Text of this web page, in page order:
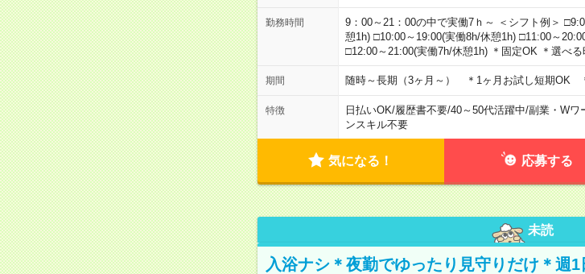
勤務時間
9：00～21：00の中で実働7ｈ～ ＜シフト例＞
憩1h) □10:00～19:00(実働8h/休憩1h) □11:00～
□12:00～21:00(実働7h/休憩1h) ＊固定OK ＊選べる
期間 随時～長期（3ヶ月～） ＊1ヶ月お試し短期OK
特徴 日払いOK/履歴書不要/40～50代活躍中/副業・Wワ
ンスキル不要
気になる！ 応募する
未読
入浴ナシ＊夜勤でゆったり見守りだけ＊週